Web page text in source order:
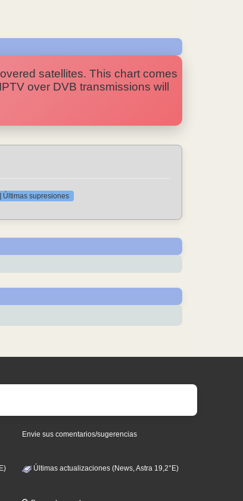
satellites. This chart comes
over DVB transmissions will
Últimas supresiones
Envie sus comentarios/sugerencias
Últimas actualizaciones (News, Astra 19,2°E)